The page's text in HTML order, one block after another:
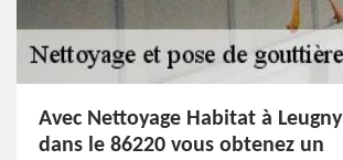
Avec Nettoyage Habitat à Leugny
dans le 86220 vous obtenez un